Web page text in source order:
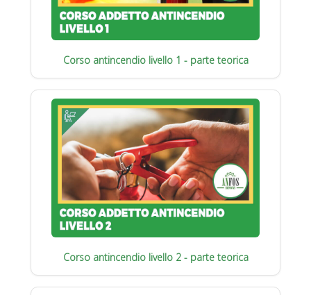
Corso antincendio livello 1 - parte teorica
Corso antincendio livello 2 - parte teorica